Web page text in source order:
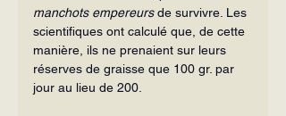
man­chots empereurs de survivre. Les
scientifiques ont calculé que, de cette
manière, ils ne prenaient sur leurs
réserves de graisse que 100 gr. par
jour au lieu de 200.